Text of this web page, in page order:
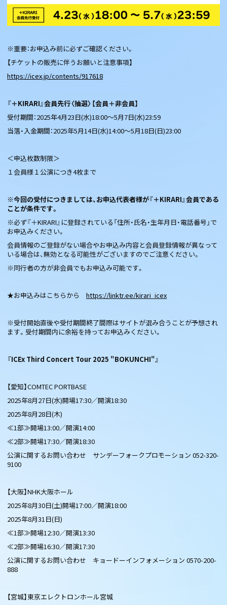
※重要：お申込み前に必ずご確認ください。
【チケットの販売に伴うお願いと注意事項】
https://icex.jp/contents/917618
『＋KIRARI』会員先行〈抽選〉【会員＋非会員】
受付期間：2025年4月23日(水)18:00～5月7日(水)23:59
当落・入金期間：2025年5月14日(水)14:00～5月18日(日)23:00
＜申込枚数制限＞
１会員様１公演につき4枚まで
※今回の受付につきましては、お申込代表者様が『＋KIRARI』会員である
ことが条件です。
※必ず『＋KIRARI』に登録されている「住所・氏名・生年月日・電話番号」で
お申込みください。
会員情報のご登録がない場合やお申込み内容と会員登録情報が異なって
いる場合は、無効となる可能性がございますのでご注意ください。
※同行者の方が非会員でもお申込み可能です。
★お申込みはこちらから https://linktr.ee/kirari_icex
※受付開始直後や受付期間終了間際はサイトが混み合うことが予想され
ます。受付期間内に余裕を持ってお申込みください。
『ICEx Third Concert Tour 2025 "BOKUNCHI"』
【愛知】COMTEC PORTBASE
2025年8月27日(水)開場17:30／開演18:30
2025年8月28日(木)
≪1部≫開場13:00／開演14:00
≪2部≫開場17:30／開演18:30
公演に関するお問い合わせ サンデーフォークプロモーション 052-320-
9100
【大阪】NHK大阪ホール
2025年8月30日(土)開場17:00／開演18:00
2025年8月31日(日)
≪1部≫開場12:30／開演13:30
≪2部≫開場16:30／開演17:30
公演に関するお問い合わせ キョードーインフォメーション 0570-200-
888
【宮城】東京エレクトロンホール宮城